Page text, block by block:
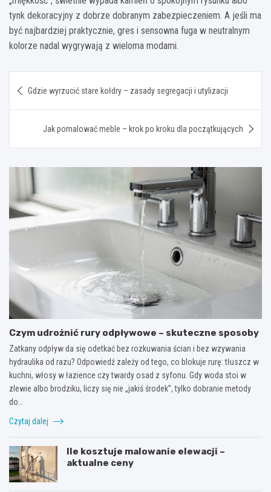
tynk dekoracyjny z dobrze dobranym zabezpieczeniem. A jeśli ma
być najbardziej praktycznie, gres i sensowna fuga w neutralnym
kolorze nadal wygrywają z wieloma modami.
wpisu
Gdzie wyrzucić stare kołdry – zasady segregacji i utylizacji
Jak pomalować meble – krok po kroku dla początkujących
Czym udrożnić rury odpływowe – skuteczne sposoby
Zatkany odpływ da się odetkać bez rozkuwania ścian i bez wzywania
hydraulika od razu? Odpowiedź zależy od tego, co blokuje rurę: tłuszcz w
kuchni, włosy w łazience czy twardy osad z syfonu. Gdy woda stoi w
zlewie albo brodziku, liczy się nie „jakiś środek”, tylko dobranie metody
do…
Czytaj dalej
Ile kosztuje malowanie elewacji –
aktualne ceny